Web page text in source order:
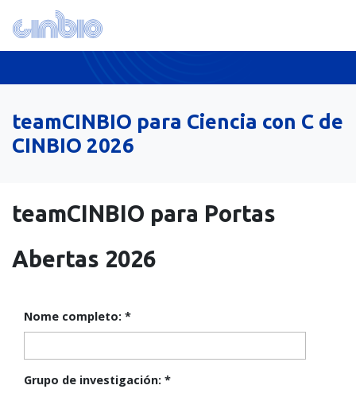
teamCINBIO para Ciencia con C de
CINBIO 2026
teamCINBIO para Portas
Abertas 2026
Nome completo: *
Grupo de investigación: *